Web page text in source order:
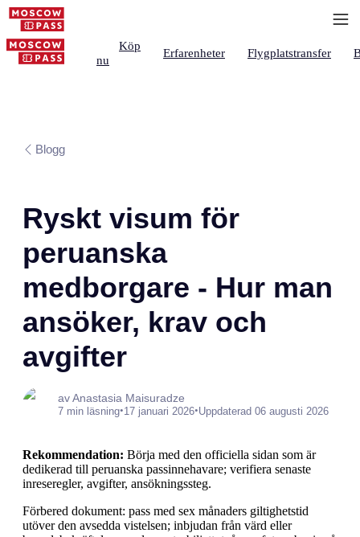
Köp
nu
Erfarenheter Flygplatstransfer
Blogg
Ryskt visum för
peruanska
medborgare - Hur man
ansöker, krav och
avgifter
av Anastasia Maisuradze
7 min läsning•17 januari 2026•Uppdaterad 06 augusti 2026
Rekommendation: Börja med den officiella sidan som är
dedikerad till peruanska passinnehavare; verifiera senaste
inreseregler, avgifter, ansökningssteg.
Förbered dokument: pass med sex månaders giltighetstid
utöver den avsedda vistelsen; inbjudan från värd eller